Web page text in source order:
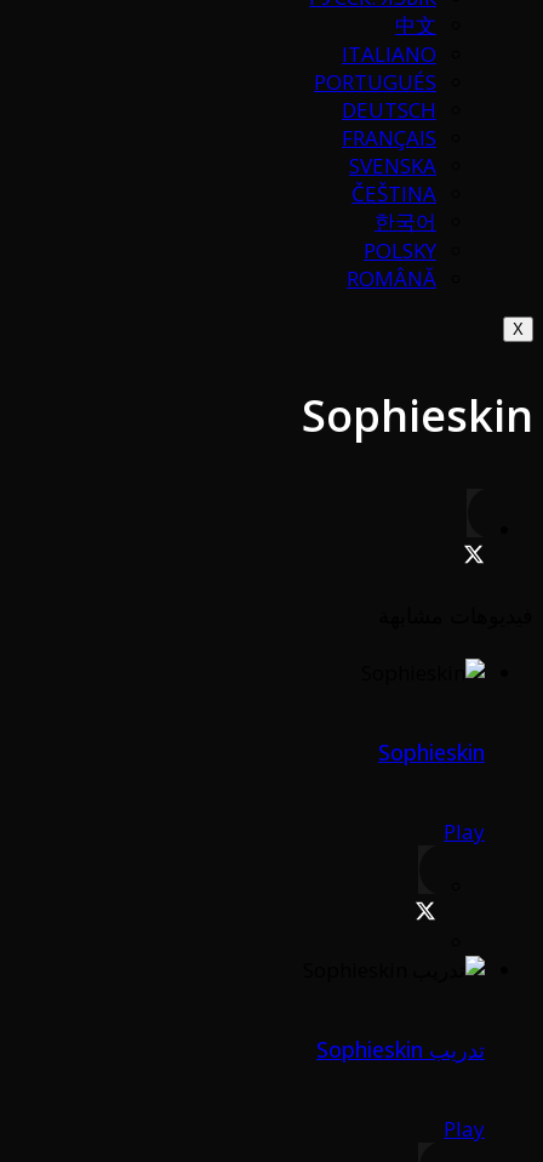
中文
ITALIANO
PORTUGUÉS
DEUTSCH
FRANÇAIS
SVENSKA
ČEŠTINA
한국어
POLSKY
ROMÂNĂ
X
Sophieskin
Sophieskin
Play
تدريب Sophieskin
Play